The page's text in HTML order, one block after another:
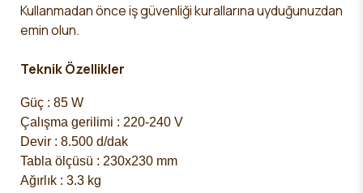
Kullanmadan önce iş güvenliği kurallarına uyduğunuzdan
emin olun.
Teknik Özellikler
Güç : 85 W
Çalışma gerilimi : 220-240 V
Devir : 8.500 d/dak
Tabla ölçüsü : 230x230 mm
Ağırlık : 3.3 kg